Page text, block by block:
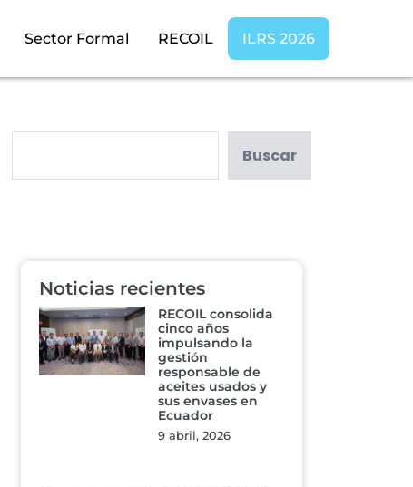
Sector Formal RECOIL ILRS 2026
Buscar
Noticias recientes
RECOIL consolida
cinco años
impulsando la
gestión
responsable de
aceites usados y
sus envases en
Ecuador
9 abril, 2026